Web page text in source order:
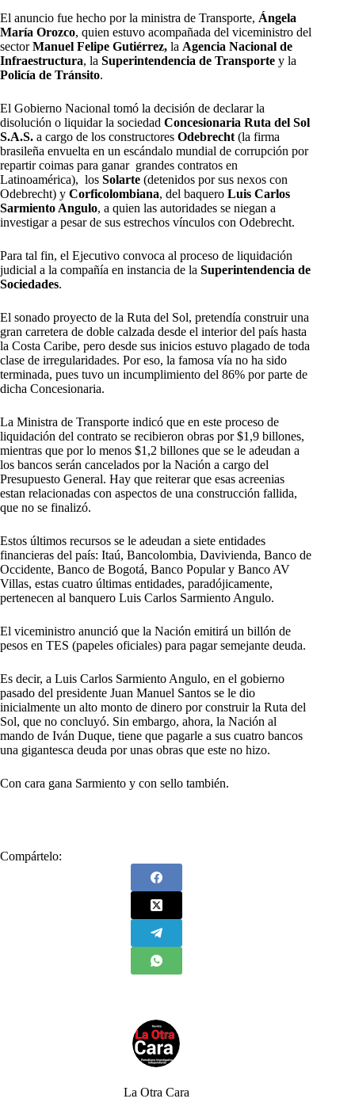
El anuncio fue hecho por la ministra de Transporte, Ángela
María Orozco, quien estuvo acompañada del viceministro del
sectorManuel Felipe Gutiérrez, la Agencia Nacional de
Infraestructura, la Superintendencia de Transporte y la
Policía de Tránsito.
El Gobierno Nacional tomó la decisión de declarar la
disolución o liquidar la sociedad Concesionaria Ruta del Sol
S.A.S. a cargo de los constructores Odebrecht (la firma
brasileña envuelta en un escándalo mundial de corrupción por
repartir coimas para ganar grandes contratos en
Latinoamérica), los Solarte (detenidos por sus nexos con
Odebrecht) y Corficolombiana, del baquero Luis Carlos
Sarmiento Angulo, a quien las autoridades se niegan a
investigar a pesar de sus estrechos vínculos con Odebrecht.
Para tal fin, el Ejecutivo convoca al proceso de liquidación
judicial a la compañía en instancia de la Superintendencia de
Sociedades.
El sonado proyecto de la Ruta del Sol, pretendía construir una
gran carretera de doble calzada desde el interior del país hasta
la Costa Caribe, pero desde sus inicios estuvo plagado de toda
clase de irregularidades. Por eso, la famosa vía no ha sido
terminada, pues tuvo un incumplimiento del 86% por parte de
dicha Concesionaria.
La Ministra de Transporte indicó que en este proceso de
liquidación del contrato se recibieron obras por $1,9 billones,
mientras que por lo menos $1,2 billones que se le adeudan a
los bancos serán cancelados por la Nación a cargo del
Presupuesto General. Hay que reiterar que esas acreenias
estan relacionadas con aspectos de una construcción fallida,
que no se finalizó.
Estos últimos recursos se le adeudan a siete entidades
financieras del país: Itaú, Bancolombia, Davivienda, Banco de
Occidente, Banco de Bogotá, Banco Popular y Banco AV
Villas, estas cuatro últimas entidades, paradójicamente,
pertenecen al banquero Luis Carlos Sarmiento Angulo.
El viceministro anunció que la Nación emitirá un billón de
pesos en TES (papeles oficiales) para pagar semejante deuda.
Es decir, a Luis Carlos Sarmiento Angulo, en el gobierno
pasado del presidente Juan Manuel Santos se le dio
inicialmente un alto monto de dinero por construir la Ruta del
Sol, que no concluyó. Sin embargo, ahora, la Nación al
mando de Iván Duque, tiene que pagarle a sus cuatro bancos
una gigantesca deuda por unas obras que este no hizo.
Con cara gana Sarmiento y con sello también.
Compártelo:
La Otra Cara